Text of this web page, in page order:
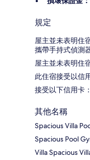
規定
屋主並未表明住
攜帶手持式偵測器
屋主並未表明住
此住宿接受以信
接受以下信用卡
其他名稱
Spacious Villa
Spacious Pool
Villa Spacious